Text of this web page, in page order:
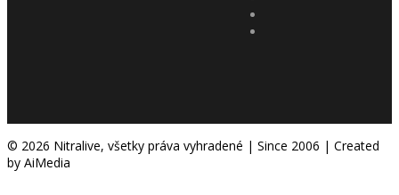
© 2026 Nitralive, všetky práva vyhradené | Since 2006 | Created
by AiMedia